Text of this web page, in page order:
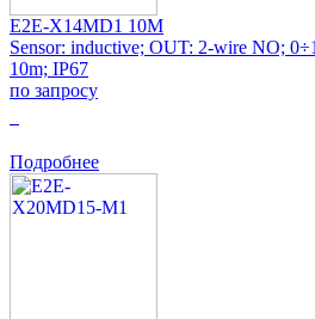
E2E-X14MD1 10M
Sensor: inductive; OUT: 2-wire NO;
10m; IP67
по запросу
Подробнее